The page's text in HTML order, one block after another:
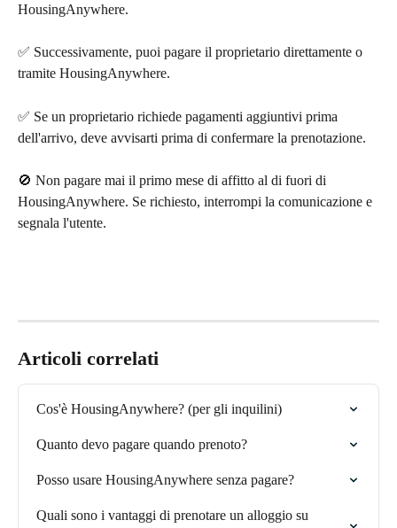
HousingAnywhere.
✅ Successivamente, puoi pagare il proprietario direttamente o
tramite HousingAnywhere.
✅ Se un proprietario richiede pagamenti aggiuntivi prima
dell'arrivo, deve avvisarti prima di confermare la prenotazione.
🚫 Non pagare mai il primo mese di affitto al di fuori di
HousingAnywhere. Se richiesto, interrompi la comunicazione e
segnala l'utente.
Articoli correlati
Cos'è HousingAnywhere? (per gli inquilini)
Quanto devo pagare quando prenoto?
Posso usare HousingAnywhere senza pagare?
Quali sono i vantaggi di prenotare un alloggio su